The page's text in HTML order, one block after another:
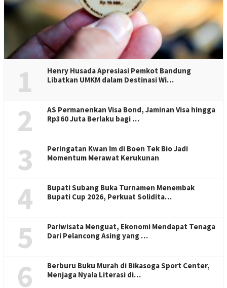
1
Henry Husada Apresiasi Pemkot Bandung
Libatkan UMKM dalam Destinasi Wi…
2
AS Permanenkan Visa Bond, Jaminan Visa hingga
Rp360 Juta Berlaku bagi …
3
Peringatan Kwan Im di Boen Tek Bio Jadi
Momentum Merawat Kerukunan
4
Bupati Subang Buka Turnamen Menembak
Bupati Cup 2026, Perkuat Solidita…
5
Pariwisata Menguat, Ekonomi Mendapat Tenaga
Dari Pelancong Asing yang …
6
Berburu Buku Murah di Bikasoga Sport Center,
Menjaga Nyala Literasi di…